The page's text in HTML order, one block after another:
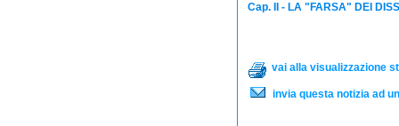
Cap. II - LA "FARSA" DEI
vai alla visualizzazione
invia questa notizia ad